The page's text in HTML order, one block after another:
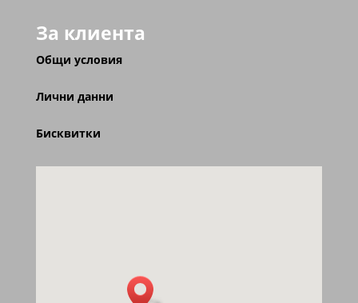
За клиента
Общи условия
Лични данни
Бисквитки